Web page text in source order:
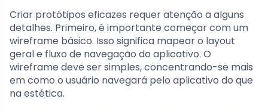
Criar protótipos eficazes requer atenção a alguns
detalhes. Primeiro, é importante começar com um
wireframe básico. Isso significa mapear o layout
geral e fluxo de navegação do aplicativo. O
wireframe deve ser simples, concentrando-se mais
em como o usuário navegará pelo aplicativo do que
na estética.